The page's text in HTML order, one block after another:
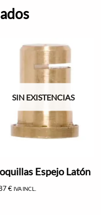
SIN EXISTENCIAS
Espejo Latón
€ IVA INCL.